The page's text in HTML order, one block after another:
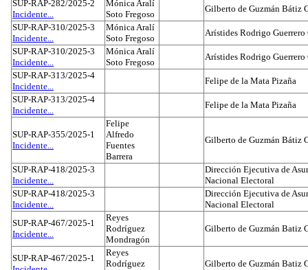
SUP-RAP-282/2025-2
Incidente...
Mónica Aralí
Soto Fregoso
Gilberto de Guzmán Bátiz
SUP-RAP-310/2025-3
Incidente...
Mónica Aralí
Soto Fregoso
Arístides Rodrigo Guerrero
SUP-RAP-310/2025-3
Incidente...
Mónica Aralí
Soto Fregoso
Arístides Rodrigo Guerrero
SUP-RAP-313/2025-4
Incidente...
Felipe de la Mata Pizaña
SUP-RAP-313/2025-4
Incidente...
Felipe de la Mata Pizaña
SUP-RAP-355/2025-1
Incidente...
Felipe
Alfredo
Fuentes
Barrera
Gilberto de Guzmán Bátiz
SUP-RAP-418/2025-3
Incidente...
Dirección Ejecutiva de
Nacional Electoral
SUP-RAP-418/2025-3
Incidente...
Dirección Ejecutiva de
Nacional Electoral
SUP-RAP-467/2025-1
Incidente...
Reyes
Rodríguez
Mondragón
Gilberto de Guzmán Batiz
SUP-RAP-467/2025-1
Reyes
Rodríguez
Gilberto de Guzmán Batiz